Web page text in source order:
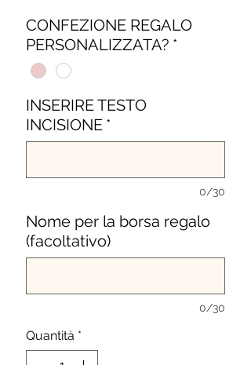
CONFEZIONE REGALO
PERSONALIZZATA? *
INSERIRE TESTO
INCISIONE *
0/30
Nome per la borsa regalo
(facoltativo)
0/30
Quantità *